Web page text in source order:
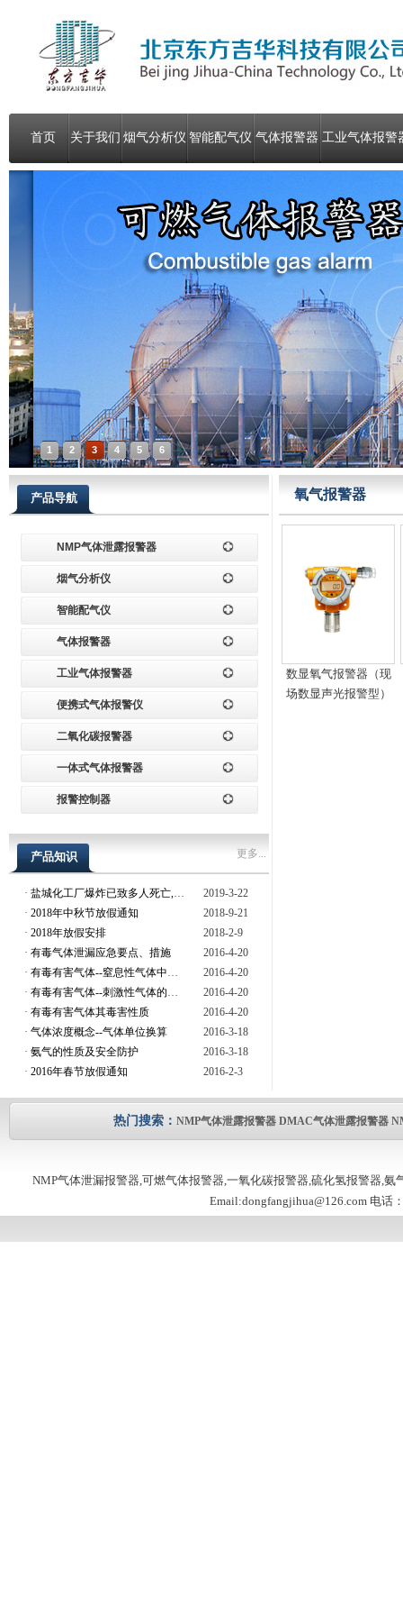
首页 关于我们 烟气分析仪 智能配气仪 气体报警器 工业气体报警
1 2 3 4 5 6
产品导航
NMP气体泄露报警器
烟气分析仪
智能配气仪
气体报警器
工业气体报警器
便携式气体报警仪
二氧化碳报警器
一体式气体报警器
报警控制器
产品知识 更多...
· 盐城化工厂爆炸已致多人死亡,现场存在安全隐患
2019-3-22
· 2018年中秋节放假通知
2018-9-21
· 2018年放假安排
2018-2-9
· 有毒气体泄漏应急要点、措施
2016-4-20
· 有毒有害气体--窒息性气体中毒的预防
2016-4-20
· 有毒有害气体--刺激性气体的危害与预防
2016-4-20
· 有毒有害气体其毒害性质
2016-4-20
· 气体浓度概念--气体单位换算
2016-3-18
· 氨气的性质及安全防护
2016-3-18
· 2016年春节放假通知 2016-2-3
氧气报警器
数显氧气报警器（现
场数显声光报警型）
热门搜索： NMP气体泄露报警器 DMAC气体泄露报警器
NMP气体泄漏报警器,可燃气体报警器,一氧化碳报警器,硫化氢报警器,
Email:dongfangjihua@126.com 电话